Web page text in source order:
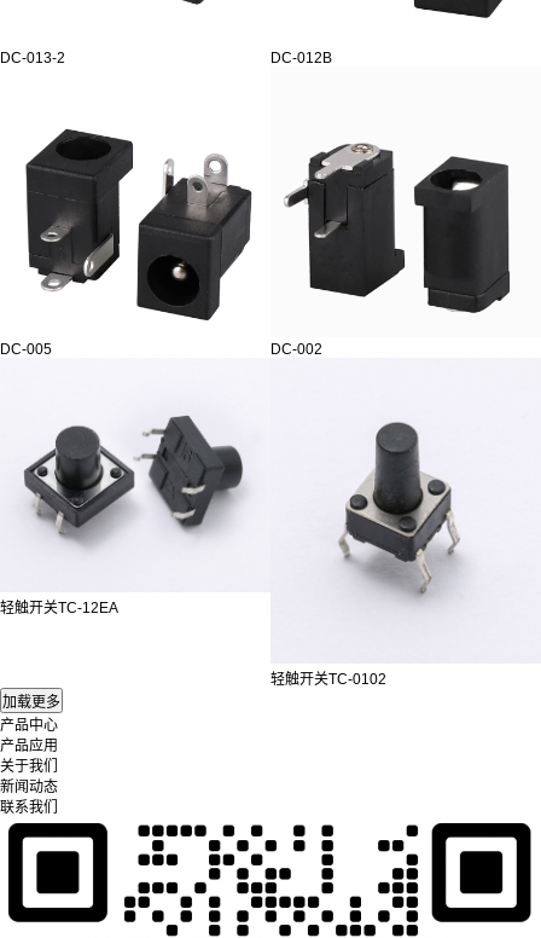
DC-013-2 DC-012B
DC-005 DC-002
轻触开关TC-12EA
轻触开关TC-0102
产品中心
产品应用
关于我们
新闻动态
联系我们